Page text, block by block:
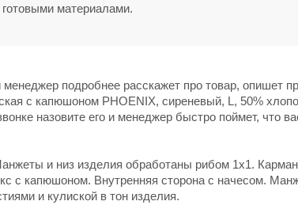
материалами.
подробнее расскажет про товар, опишет
с капюшоном PHOENIX, сиреневый, L, 50%
назовите его и менеджер быстро поймет, что
и низ изделия обработаны рибом 1х1.
с капюшоном. Внутренняя сторона с начесом.
и кулиской в тон изделия.